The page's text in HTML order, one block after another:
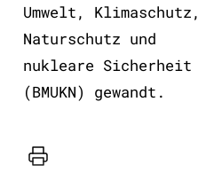
Umwelt, Klimaschutz,
Naturschutz und
nukleare Sicherheit
(BMUKN) gewandt.
Drucker